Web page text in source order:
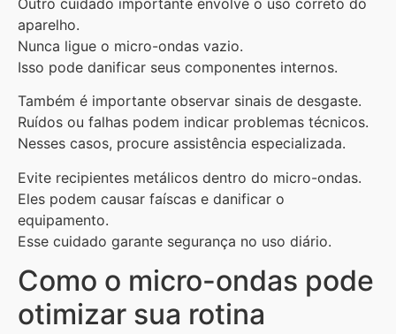
aparelho.
Nunca ligue o micro-ondas vazio.
Isso pode danificar seus componentes internos.
Também é importante observar sinais de desgaste.
Ruídos ou falhas podem indicar problemas técnicos.
Nesses casos, procure assistência especializada.
Evite recipientes metálicos dentro do micro-ondas.
Eles podem causar faíscas e danificar o
equipamento.
Esse cuidado garante segurança no uso diário.
Como o micro-ondas pode
otimizar sua rotina